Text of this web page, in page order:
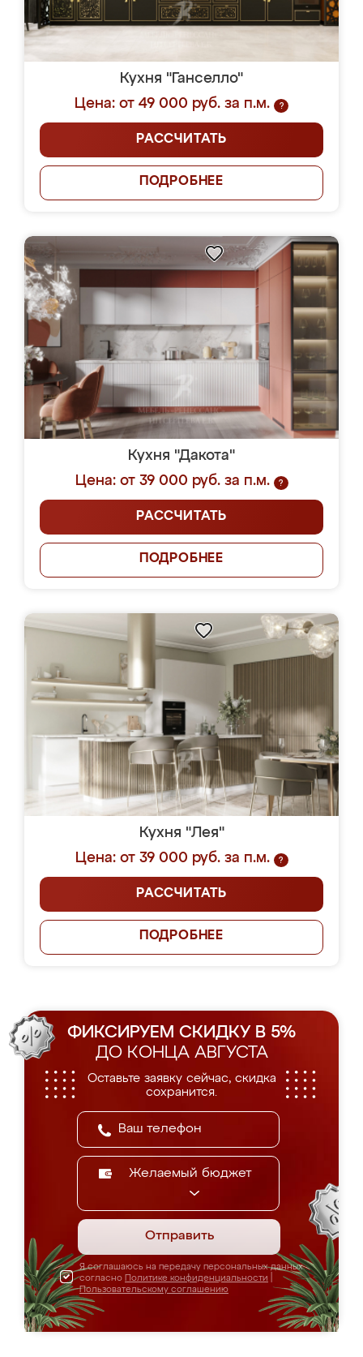
Кухня "Ганселло"
Цена: от 49 000 руб. за п.м.
?
РАССЧИТАТЬ
ПОДРОБНЕЕ
Кухня "Дакота"
Цена: от 39 000 руб. за п.м.
?
РАССЧИТАТЬ
ПОДРОБНЕЕ
Кухня "Лея"
Цена: от 39 000 руб. за п.м.
?
РАССЧИТАТЬ
ПОДРОБНЕЕ
ФИКСИРУЕМ СКИДКУ В 5%
ДО КОНЦА АВГУСТА
Оставьте заявку сейчас, скидка
сохранится.
Желаемый бюджет
Отправить
Я соглашаюсь на передачу персональных данных
согласно Политике конфиденциальности
Пользовательскому соглашению